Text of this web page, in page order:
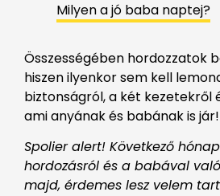
Milyen a jó baba naptej?
Összességében hordozzatok
hiszen ilyenkor sem kell
biztonságról, a két kezetekről
ami anyának és babának is
Spolier alert! Következő
hordozásról és a babával
majd, érdemes lesz velem